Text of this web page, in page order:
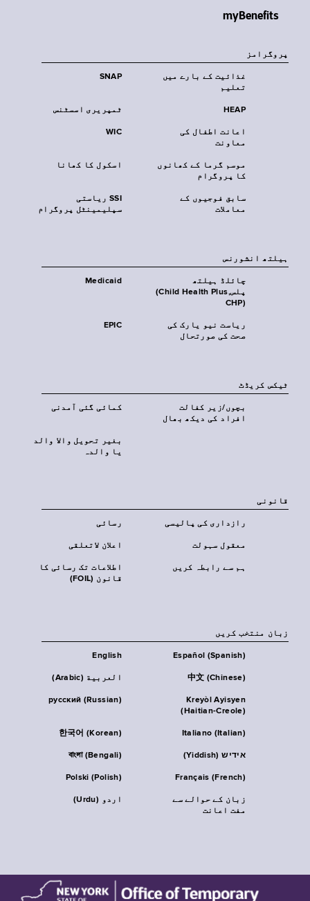
myBenefits
پروگرامز
SNAP
غذائیت کے بارے میں
تعلیم
ٹمپریری اسسٹنس HEAP
WIC
اعانت اطفال کی
معاونت
اسکول کا کھانا
موسم گرما کے کھانوں
کا پروگرام
SSI ریاستی
سپلیمینٹل پروگرام
سابق فوجیوں کے
معاملات
‏ہیلتھ انشورنس
Medicaid
چائلڈ ہیلتھ
پلس‎(Child Health Plus,
CHP)‎
EPIC
ریاست نیو یارک کی
صحت کی صورتحال
ٹیکس کریڈٹ
کمائی گئی آمدنی
بچوں/زیر کفالت
افراد کی دیکھ بھال
بغیر تحویل والا والد
یا والدہ
قانونی
رسائی رازداری کی پالیسی
اعلان لاتعلقی معقول سہولت
اطلاعات تک رسائی کا
قانون (FOIL)
ہم سے رابطہ کریں
زبان منتخب کریں
English Español (Spanish)
العربية (Arabic) 中文 (Chinese)
русский (Russian)
Kreyòl Ayisyen
(Haitian-Creole)
한국어 (Korean) Italiano (Italian)
বাংলা (Bengali) אידיש (Yiddish)
Polski (Polish) Français (French)
اردو (Urdu)
زبان کے حوالے سے
مفت اعانت